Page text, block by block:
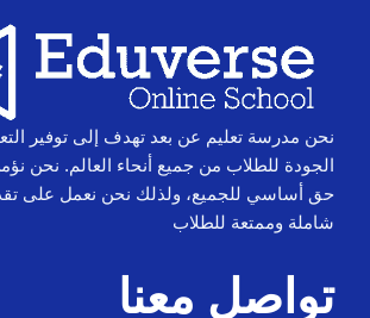
نحن مدرسة تعليم عن بعد تهدف إلى توفير
الجودة للطلاب من جميع أنحاء العالم. نحن
حق أساسي للجميع، ولذلك نحن نعمل على
شاملة وممتعة للطلاب
تواصل معنا